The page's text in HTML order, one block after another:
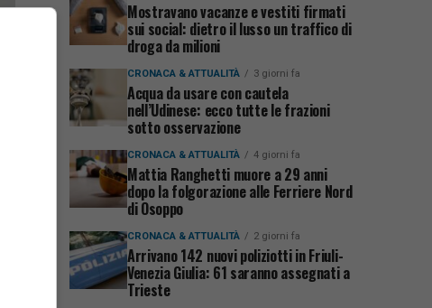
Mostravano vacanze e vestiti firmati
sui social: dietro il lusso un traffico di
droga da milioni
CRONACA & ATTUALITÀ 3 giorni fa
Acqua da usare con cautela
nell’Udinese: ecco tutte le frazioni
sotto osservazione
CRONACA & ATTUALITÀ 4 giorni fa
Mattia Ranghetti muore a 29 anni
dopo la folgorazione alle Ferriere Nord
di Osoppo
CRONACA & ATTUALITÀ 2 giorni fa
Arrivano 142 nuovi poliziotti in Friuli-
Venezia Giulia: 61 saranno assegnati a
Trieste